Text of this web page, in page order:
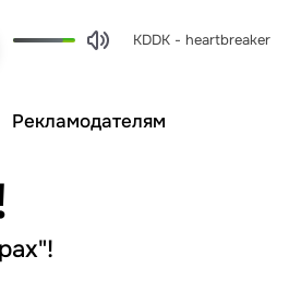
KDDK - heartbreaker
Рекламодателям